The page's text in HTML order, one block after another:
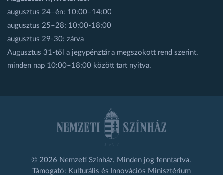
augusztus 24–én: 10:00–14:00
augusztus 25–28: 10:00-18:00
augusztus 29-30: zárva
Augusztus 31-től a jegypénztár a megszokott rend szerint,
minden nap 10:00–18:00 között tart nyitva.
© 2026 Nemzeti Színház. Minden jog fenntartva.
Támogató: Kulturális és Innovációs Minisztérium